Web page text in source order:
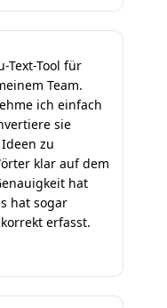
Text-Tool für
Team.
ich einfach
sie
zu
klar auf dem
hat
hat sogar
erfasst.